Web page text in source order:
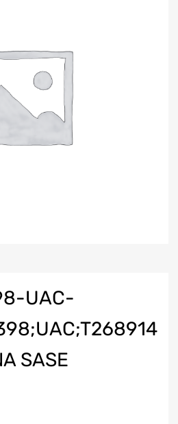
UAC-
SASE